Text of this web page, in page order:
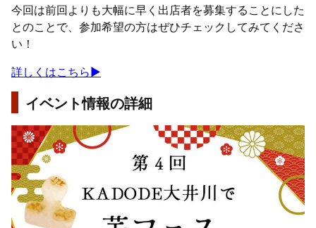
今回は前回よりも大幅に早く出店者を募集することにした
とのことで、参加希望の方はぜひチェックしてみてくださ
い！
詳しくはこちら▶
イベント情報の詳細